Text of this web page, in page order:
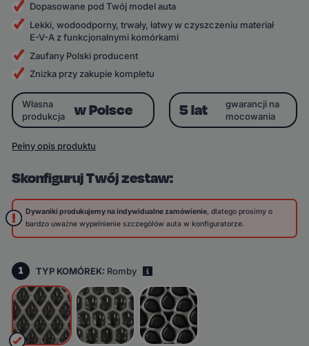
Dopasowane pod Twój model auta
Lekki, wodoodporny, trwały, łatwy w czyszczeniu materiał
E-V-A z funkcjonalnymi komórkami
Zaufany Polski producent
Zniżka przy zakupie kompletu
Skonfiguruj Twój zestaw:
Dywaniki produkujemy na indywidualne zamówienie, dlatego prosimy o
bardzo uważne wypełnienie szczegółów auta w konfiguratorze.
1 TYP KOMÓREK: Romby
Własna
produkcja
w Polsce 5 lat
gwarancji na
mocowania
Pełny opis produktu